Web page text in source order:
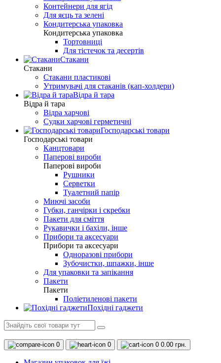
Контейнери для ягід
Для яєць та зелені
Кондитерська упаковка
Кондитерська упаковка
Тортовниці
Для тістечок та десертів
Стакани
Стакани
Стакани пластикові
Утримувачі для стаканів (кап-холдери)
Відра й тара
Відра й тара
Відра харчові
Судки харчові герметичні
Господарські товари
Господарські товари
Канцтовари
Паперові вироби
Паперові вироби
Рушники
Серветки
Туалетний папір
Миючі засоби
Губки, ганчірки і скребки
Пакети для сміття
Рукавички і бахіли, інше
Прибори та аксесуари
Прибори та аксесуари
Одноразові прибори
Зубочистки, шпажки, інше
Для упаковки та запікання
Пакети
Пакети
Поліетиленові пакети
Похідні гаджети
0 0 0 0.00 грн.